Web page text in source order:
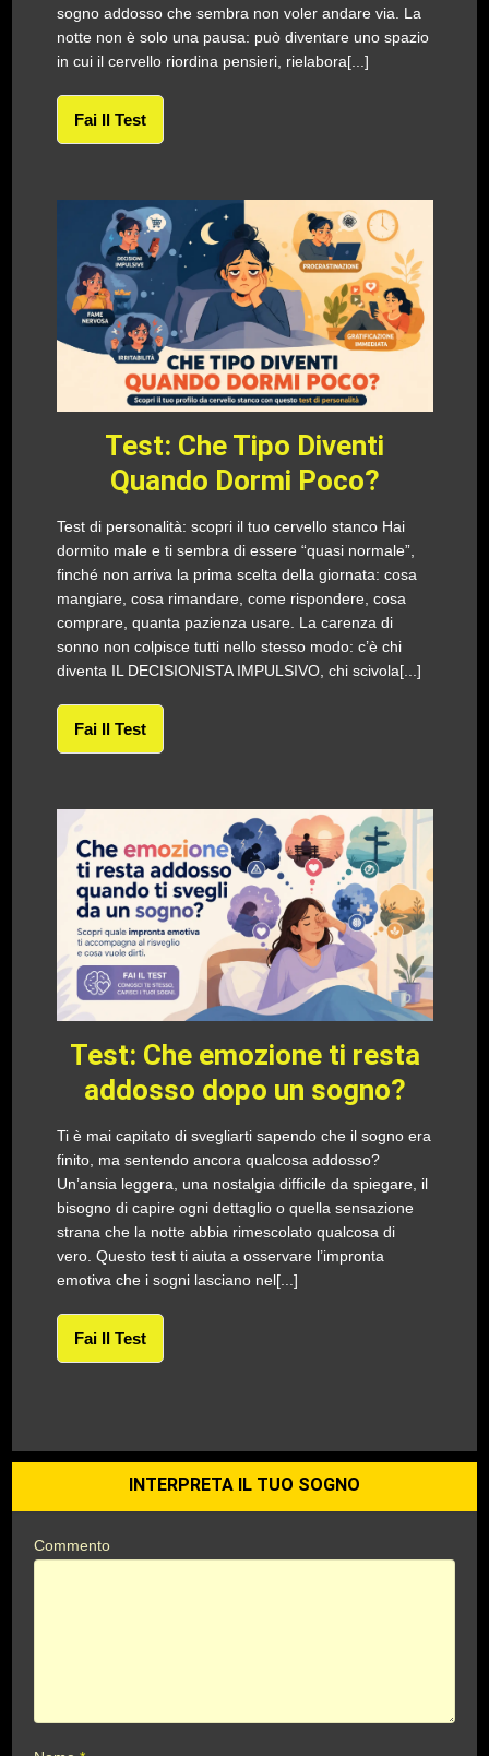
sogno addosso che sembra non voler andare via. La
notte non è solo una pausa: può diventare uno spazio
in cui il cervello riordina pensieri, rielabora[...]
Fai Il Test
Test: Che Tipo Diventi
Quando Dormi Poco?
Test di personalità: scopri il tuo cervello stanco Hai
dormito male e ti sembra di essere “quasi normale”,
finché non arriva la prima scelta della giornata: cosa
mangiare, cosa rimandare, come rispondere, cosa
comprare, quanta pazienza usare. La carenza di
sonno non colpisce tutti nello stesso modo: c’è chi
diventa IL DECISIONISTA IMPULSIVO, chi scivola[...]
Fai Il Test
Test: Che emozione ti resta
addosso dopo un sogno?
Ti è mai capitato di svegliarti sapendo che il sogno era
finito, ma sentendo ancora qualcosa addosso?
Un’ansia leggera, una nostalgia difficile da spiegare, il
bisogno di capire ogni dettaglio o quella sensazione
strana che la notte abbia rimescolato qualcosa di
vero. Questo test ti aiuta a osservare l’impronta
emotiva che i sogni lasciano nel[...]
Fai Il Test
INTERPRETA IL TUO SOGNO
Commento